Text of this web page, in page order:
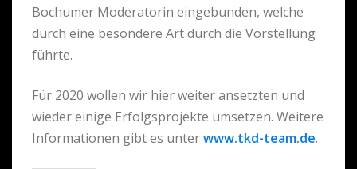
Bochumer Moderatorin eingebunden, welche
durch eine besondere Art durch die Vorstellung
führte.
Für 2020 wollen wir hier weiter ansetzten und
wieder einige Erfolgsprojekte umsetzen. Weitere
Informationen gibt es unterwww.tkd-team.de.